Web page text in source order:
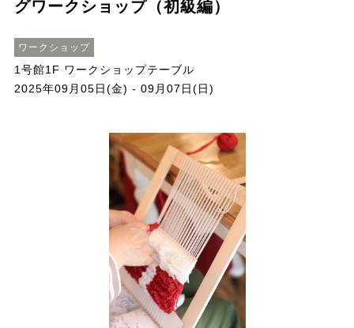
グワークショップ（初級編）
ワークショップ
1号館1F ワークショップテーブル
2025年09月05日(金) - 09月07日(日)